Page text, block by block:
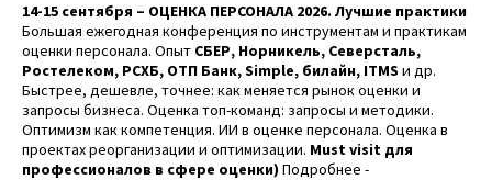
14-15 сентября – ОЦЕНКА ПЕРСОНАЛА 2026. Лучшие практики
Большая ежегодная конференция по инструментам и практикам
оценки персонала. Опыт СБЕР, Норникель, Северсталь,
Ростелеком, РСХБ, ОТП Банк, Simple, билайн, ITMS и др.
Быстрее, дешевле, точнее: как меняется рынок оценки и
запросы бизнеса. Оценка топ-команд: запросы и методики.
Оптимизм как компетенция. ИИ в оценке персонала. Оценка в
проектах реорганизации и оптимизации. Mustvisit для
профессионалов в сфере оценки) Подробнее -